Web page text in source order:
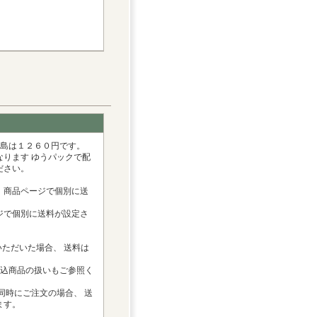
は１２６０円です。
ります ゆうパックで配
い。
品ページで個別に送
個別に送料が設定さ
だいた場合、 送料は
商品の扱いもご参照く
時にご注文の場合、 送
。